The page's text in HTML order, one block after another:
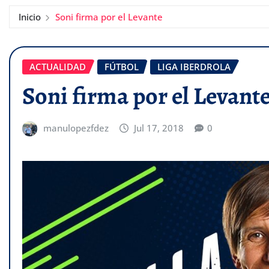
Inicio Soni firma por el Levante
ACTUALIDAD FÚTBOL LIGA IBERDROLA
Soni firma por el
manulopezfdez Jul 17, 2018 0